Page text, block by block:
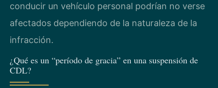
conducir un vehículo personal podrían no verse
afectados dependiendo de la naturaleza de la
infracción.
¿Qué es un “período de gracia” en una suspensión de
CDL?